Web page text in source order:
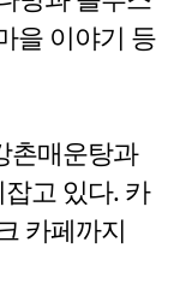
을 이야기 등
촌매운탕과
고 있다. 카
카페까지